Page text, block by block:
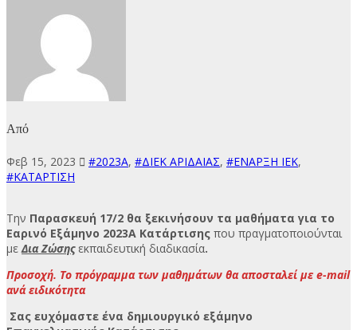
Από
Φεβ 15, 2023 #2023Α, #ΔΙΕΚ ΑΡΙΔΑΙΑΣ, #ΕΝΑΡΞΗ ΙΕΚ,
#ΚΑΤΑΡΤΙΣΗ
Την Παρασκευή 17/2 θα ξεκινήσουν τα μαθήματα για το
Εαρινό Εξάμηνο 2023Α Κατάρτισης που πραγματοποιούνται
με Δια Ζώσηςεκπαιδευτική διαδικασία.
Προσοχή. Το πρόγραμμα των μαθημάτων θα αποσταλεί με e-mail
ανά ειδικότητα
Σας ευχόμαστε ένα δημιουργικό εξάμηνο